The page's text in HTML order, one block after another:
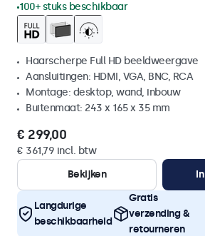
100+ stuks beschikbaar
Haarscherpe Full HD beeldweergave
Aansluitingen: HDMI, VGA, BNC, RCA
Montage: desktop, wand, inbouw
Buitenmaat: 243 x 165 x 35 mm
€ 299,00
€ 361,79 incl. btw
Bekijken
Langdurige
beschikbaarheid
Gratis
verzending &
retourneren